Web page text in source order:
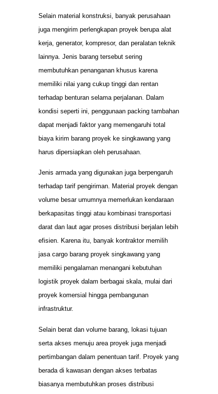
Selain material konstruksi, banyak perusahaan
juga mengirim perlengkapan proyek berupa alat
kerja, generator, kompresor, dan peralatan teknik
lainnya. Jenis barang tersebut sering
membutuhkan penanganan khusus karena
memiliki nilai yang cukup tinggi dan rentan
terhadap benturan selama perjalanan. Dalam
kondisi seperti ini, penggunaan packing tambahan
dapat menjadi faktor yang memengaruhi total
biaya kirim barang proyek ke singkawang yang
harus dipersiapkan oleh perusahaan.
Jenis armada yang digunakan juga berpengaruh
terhadap tarif pengiriman. Material proyek dengan
volume besar umumnya memerlukan kendaraan
berkapasitas tinggi atau kombinasi transportasi
darat dan laut agar proses distribusi berjalan lebih
efisien. Karena itu, banyak kontraktor memilih
jasa cargo barang proyek singkawang yang
memiliki pengalaman menangani kebutuhan
logistik proyek dalam berbagai skala, mulai dari
proyek komersial hingga pembangunan
infrastruktur.
Selain berat dan volume barang, lokasi tujuan
serta akses menuju area proyek juga menjadi
pertimbangan dalam penentuan tarif. Proyek yang
berada di kawasan dengan akses terbatas
biasanya membutuhkan proses distribusi